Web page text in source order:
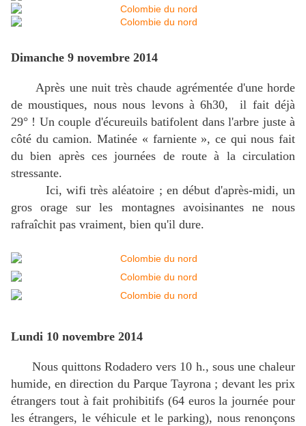
Dimanche 9 novembre 2014
Après une nuit très chaude agrémentée d'une horde
de moustiques, nous nous levons à 6h30, il fait déjà
29° ! Un couple d'écureuils batifolent dans l'arbre juste à
côté du camion. Matinée « farniente », ce qui nous fait
du bien après ces journées de route à la circulation
stressante.
Ici, wifi très aléatoire ; en début d'après-midi, un
gros orage sur les montagnes avoisinantes ne nous
rafraîchit pas vraiment, bien qu'il dure.
Lundi 10 novembre 2014
Nous quittons Rodadero vers 10 h., sous une chaleur
humide, en direction du Parque Tayrona ; devant les prix
étrangers tout à fait prohibitifs (64 euros la journée pour
les étrangers, le véhicule et le parking), nous renonçons